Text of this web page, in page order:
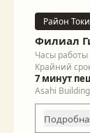
Район
Филиал
Часы работы
Крайний
7 минут
Asahi